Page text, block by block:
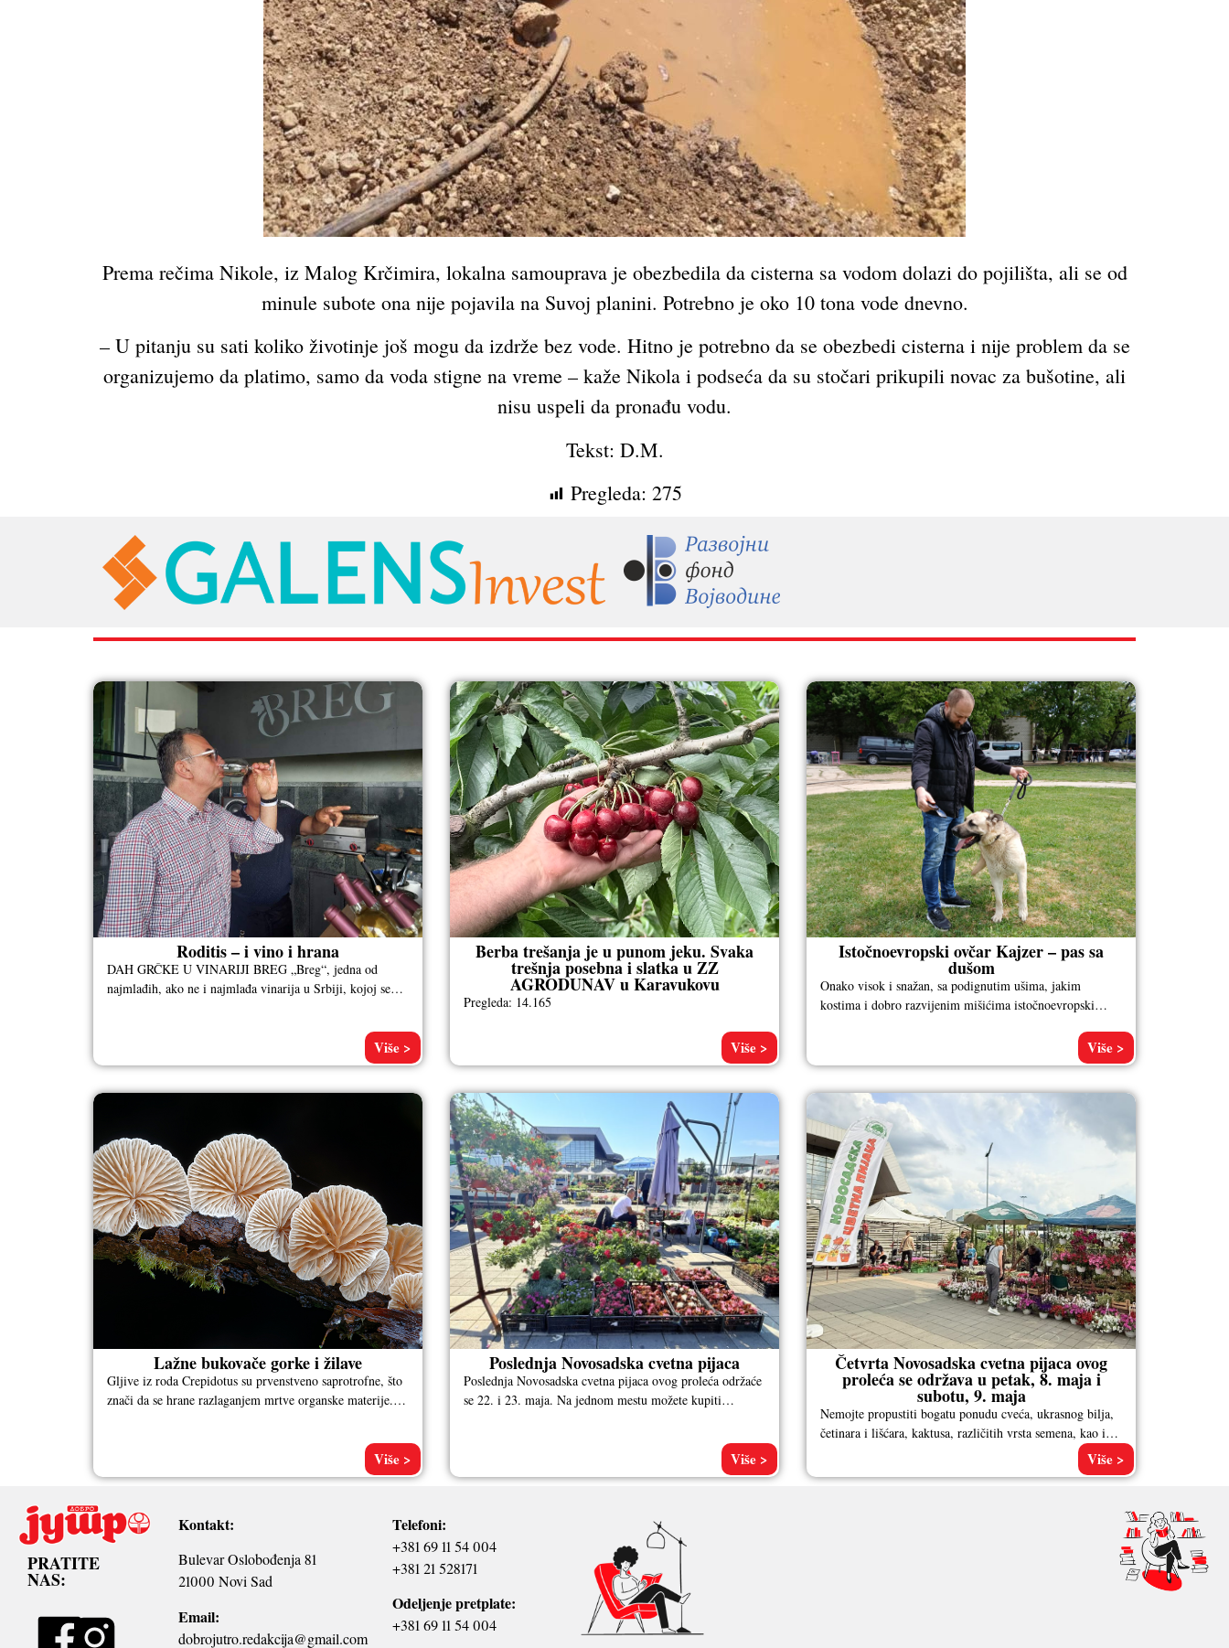
Prema rečima Nikole, iz Malog Krčimira, lokalna samouprava je obezbedila da cisterna sa vodom dolazi do pojilišta, ali se od
minule subote ona nije pojavila na Suvoj planini. Potrebno je oko 10 tona vode dnevno.
– U pitanju su sati koliko životinje još mogu da izdrže bez vode. Hitno je potrebno da se obezbedi cisterna i nije problem da se
organizujemo da platimo, samo da voda stigne na vreme – kaže Nikola i podseća da su stočari prikupili novac za bušotine, ali
nisu uspeli da pronađu vodu.
Tekst: D.M.
Pregleda: 275
RAZNO
Roditis – i vino i hrana
DAH GRČKE U VINARIJI BREG „Breg“, jedna od
najmlađih, ako ne i najmlađa vinarija u Srbiji, kojoj se
Više >
Berba trešanja je u punom jeku. Svaka
trešnja posebna i slatka u ZZ
AGRODUNAV u Karavukovu
Pregleda: 14.165
Više >
Istočnoevropski ovčar Kajzer – pas sa
dušom
Onako visok i snažan, sa podignutim ušima, jakim
kostima i dobro razvijenim mišićima istočnoevropski
Više >
Lažne bukovače gorke i žilave
Gljive iz roda Crepidotus su prvenstveno saprotrofne, što
znači da se hrane razlaganjem mrtve organske materije.
Više >
Poslednja Novosadska cvetna pijaca
Poslednja Novosadska cvetna pijaca ovog proleća održaće
se 22. i 23. maja. Na jednom mestu možete kupiti
Više >
Četvrta Novosadska cvetna pijaca ovog
proleća se održava u petak, 8. maja i
subotu, 9. maja
Nemojte propustiti bogatu ponudu cveća, ukrasnog bilja,
četinara i lišćara, kaktusa, različitih vrsta semena, kao i
Više >
PRATITE
NAS:
Kontakt:
Bulevar Oslobođenja 81
21000 Novi Sad
Email:
dobrojutro.redakcija@gmail.com
Telefoni:
+381 69 11 54 004
+381 21 528171
Odeljenje pretplate:
+381 69 11 54 004